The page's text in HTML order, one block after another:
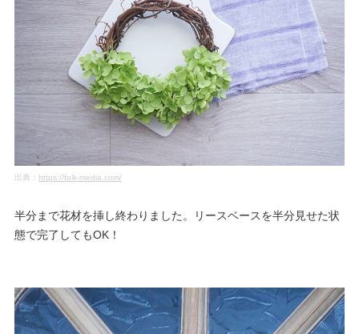
出典： https://folk-media.com/
半分まで花材を挿し終わりました。リースベースを半分見せた状
態で完了してもOK！